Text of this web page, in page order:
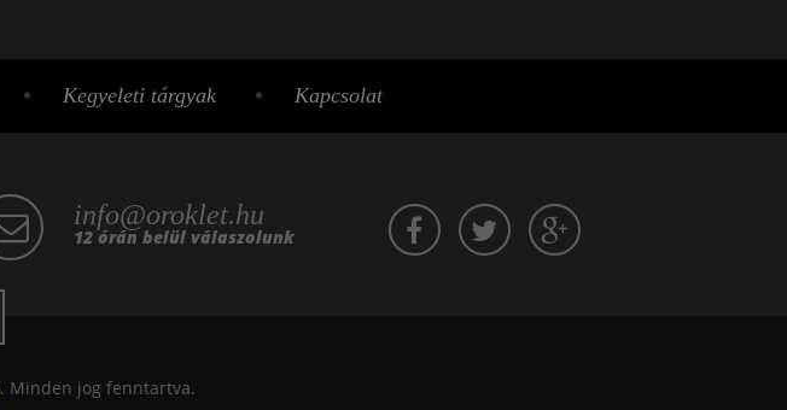
Kegyeleti tárgyak Kapcsolat
info@oroklet.hu
12 órán belül válaszolunk
. Minden jog fenntartva.